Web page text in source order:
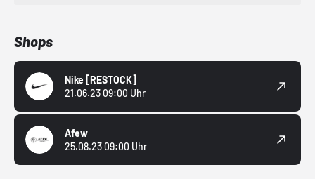
Shops
Nike [RESTOCK]
21.06.23 09:00 Uhr
Afew
25.08.23 09:00 Uhr